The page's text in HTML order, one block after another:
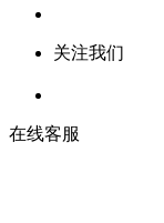
关注我们
在线客服